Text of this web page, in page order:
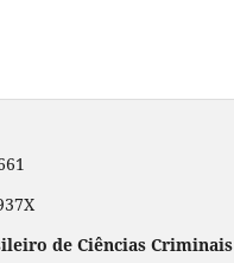
de Ciências Criminais